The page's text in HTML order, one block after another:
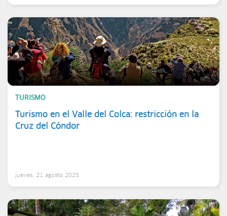
TURISMO
Turismo en el Valle del Colca: restricción en la
Cruz del Cóndor
jueves, 21 agosto 2025